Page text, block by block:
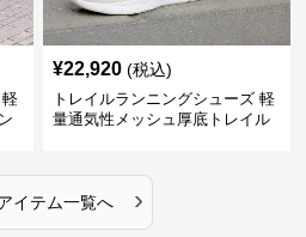
¥22,920 (税込)
トレイルランニングシューズ 軽
量通気性メッシュ厚底トレイル
イテム一覧へ ›